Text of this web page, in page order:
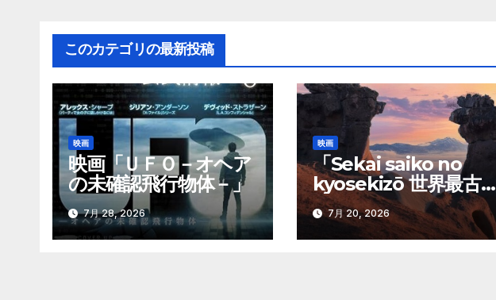
ビ
ゲ
ー
シ
ョ
ン
このカテゴリの最新投稿
映画
映画「ＵＦＯ－オヘア
の未確認飛行物体－」
7月 28, 2026
映画
「Sekai saiko no
kyosekizō 世界最古の
巨石像」
7月 20, 2026